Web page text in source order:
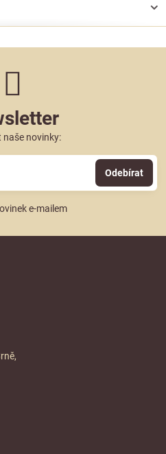
naše novinky:
Odebírat
e-mailem